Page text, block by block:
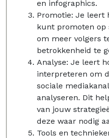
en infographics.
Promotie: Je leert
kunt promoten op
om meer volgers
betrokkenheid te
Analyse: Je leert
interpreteren om
sociale
analyseren. Dit
van jouw
deze waar nodig
Tools en